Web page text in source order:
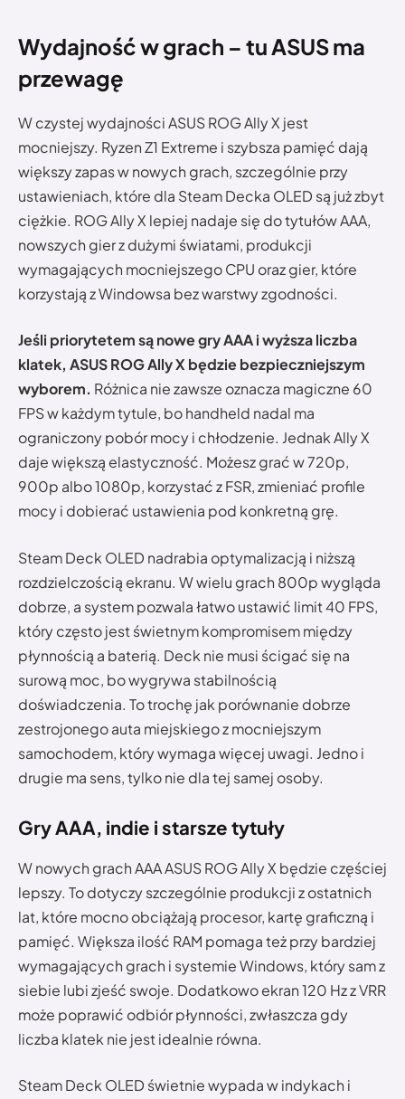
Wydajność w grach – tu ASUS ma
przewagę
W czystej wydajności ASUS ROG Ally X jest
mocniejszy. Ryzen Z1 Extreme i szybsza pamięć dają
większy zapas w nowych grach, szczególnie przy
ustawieniach, które dla Steam Decka OLED są już zbyt
ciężkie. ROG Ally X lepiej nadaje się do tytułów AAA,
nowszych gier z dużymi światami, produkcji
wymagających mocniejszego CPU oraz gier, które
korzystają z Windowsa bez warstwy zgodności.
Jeśli priorytetem są nowe gry AAA i wyższa liczba
klatek, ASUS ROG Ally X będzie bezpieczniejszym
wyborem. Różnica nie zawsze oznacza magiczne 60
FPS w każdym tytule, bo handheld nadal ma
ograniczony pobór mocy i chłodzenie. Jednak Ally X
daje większą elastyczność. Możesz grać w 720p,
900p albo 1080p, korzystać z FSR, zmieniać profile
mocy i dobierać ustawienia pod konkretną grę.
Steam Deck OLED nadrabia optymalizacją i niższą
rozdzielczością ekranu. W wielu grach 800p wygląda
dobrze, a system pozwala łatwo ustawić limit 40 FPS,
który często jest świetnym kompromisem między
płynnością a baterią. Deck nie musi ścigać się na
surową moc, bo wygrywa stabilnością
doświadczenia. To trochę jak porównanie dobrze
zestrojonego auta miejskiego z mocniejszym
samochodem, który wymaga więcej uwagi. Jedno i
drugie ma sens, tylko nie dla tej samej osoby.
Gry AAA, indie i starsze tytuły
W nowych grach AAA ASUS ROG Ally X będzie częściej
lepszy. To dotyczy szczególnie produkcji z ostatnich
lat, które mocno obciążają procesor, kartę graficzną i
pamięć. Większa ilość RAM pomaga też przy bardziej
wymagających grach i systemie Windows, który sam z
siebie lubi zjeść swoje. Dodatkowo ekran 120 Hz z VRR
może poprawić odbiór płynności, zwłaszcza gdy
liczba klatek nie jest idealnie równa.
Steam Deck OLED świetnie wypada w indykach i